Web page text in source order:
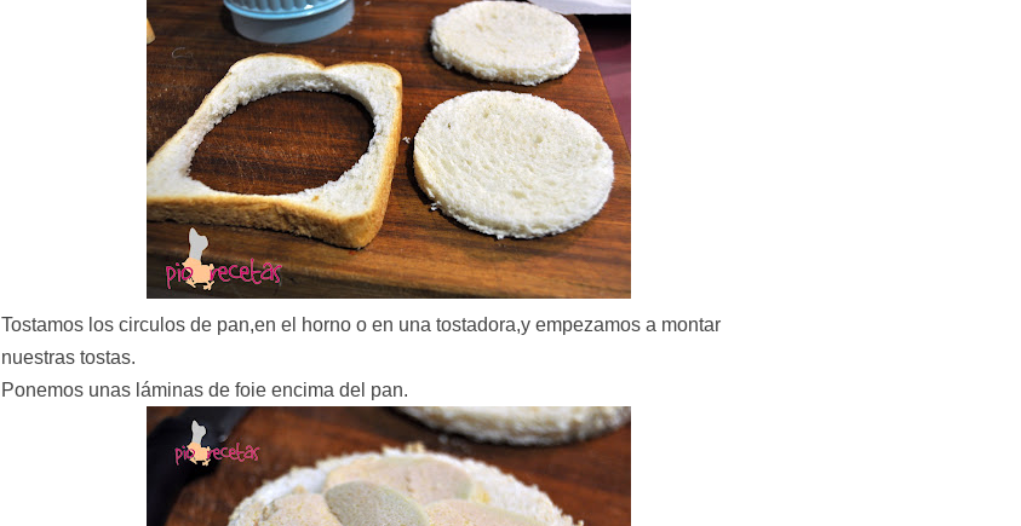
Tostamos los circulos de pan,en el horno o en una tostadora,y empezamos a montar
nuestras tostas.
Ponemos unas láminas de foie encima del pan.